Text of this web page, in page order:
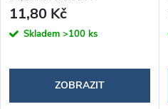
11,80 Kč
Skladem >100 ks
ZOBRAZIT